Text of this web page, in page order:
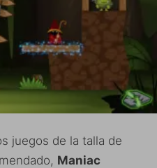
juegos de la talla de
Maniac